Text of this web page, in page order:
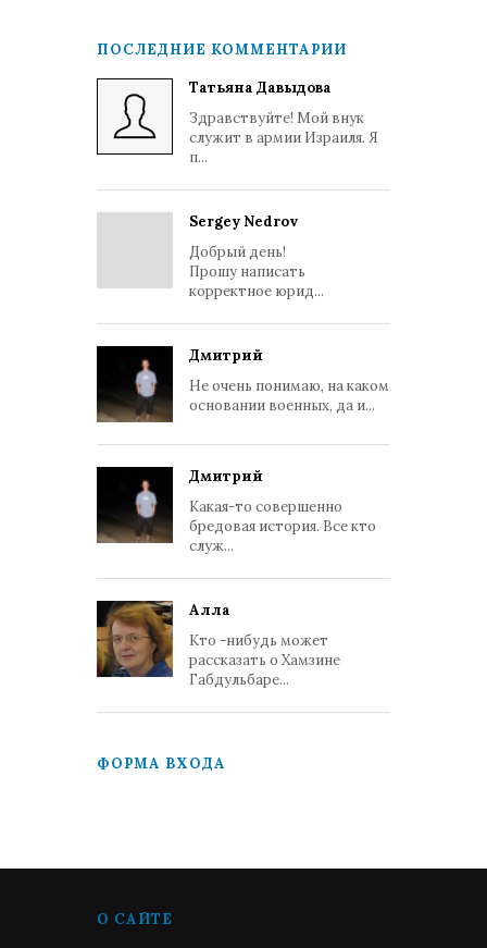
ПОСЛЕДНИЕ КОММЕНТАРИИ
Татьяна Давыдова
Здравствуйте! Мой внук
служит в армии Израиля. Я
п...
Sergey Nedrov
Добрый день!
Прошу написать
корректное юрид...
Дмитрий
Не очень понимаю, на каком
основании военных, да и...
Дмитрий
Какая-то совершенно
бредовая история. Все кто
служ...
Алла
Кто -нибудь может
рассказать о Хамзине
Габдульбаре...
ФОРМА ВХОДА
О САЙТЕ